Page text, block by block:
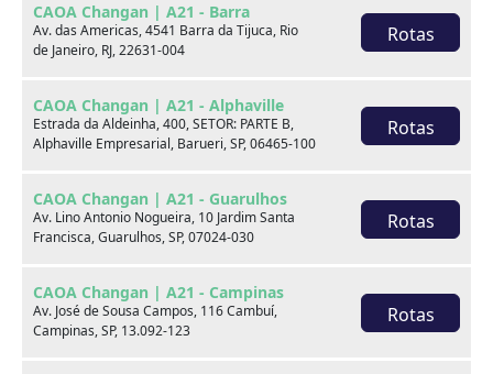
CAOA Changan | A21 - Barra
Av. das Americas, 4541 Barra da Tijuca, Rio
de Janeiro, RJ, 22631-004
Rotas
CAOA Changan | A21 - Alphaville
Estrada da Aldeinha, 400, SETOR: PARTE B,
Alphaville Empresarial, Barueri, SP, 06465-100
Rotas
CAOA Changan | A21 - Guarulhos
Av. Lino Antonio Nogueira, 10 Jardim Santa
Francisca, Guarulhos, SP, 07024-030
Rotas
CAOA Changan | A21 - Campinas
Av. José de Sousa Campos, 116 Cambuí,
Campinas, SP, 13.092-123
Rotas
Telefones
Compartilhe:
Opcionais
Airbag duplo
Ar condicionado
Banco do motorista com
Bancos de couro
Computador de bordo